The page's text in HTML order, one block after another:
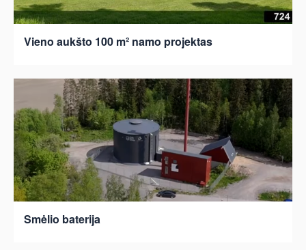
Vieno aukšto 100 m² namo projektas
Smėlio baterija